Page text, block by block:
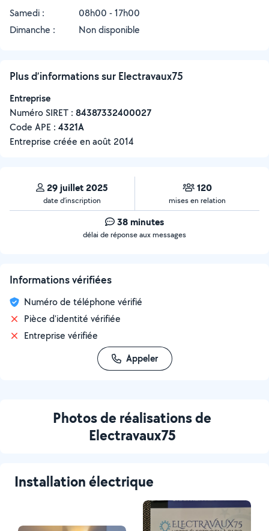
Samedi :
08h00 - 17h00
Dimanche :
Non disponible
Plus d’informations sur Electravaux75
Entreprise
Numéro SIRET : ‍84387332400027
Code APE : 4321A
Entreprise créée enaoût 2014
29 juillet 2025
date d’inscription
120
mises en relation
38 minutes
délai de réponse aux messages
Informations vérifiées
Numéro de téléphone vérifié
Pièce d'identité vérifiée
Entreprise vérifiée
Appeler
Photos de réalisations de
Electravaux75
Installation électrique